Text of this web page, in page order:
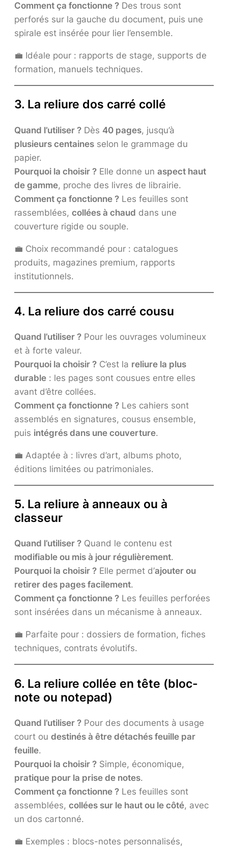
Comment ça fonctionne ? Des trous sont
perforés sur la gauche du document, puis une
spirale est insérée pour lier l’ensemble.
💼 Idéale pour : rapports de stage, supports de
formation, manuels techniques.
3. La reliure dos carré collé
Quand l’utiliser ? Dès 40 pages, jusqu’à
plusieurs centaines selon le grammage du
papier.
Pourquoi la choisir ? Elle donne un aspect haut
de gamme, proche des livres de librairie.
Comment ça fonctionne ? Les feuilles sont
rassemblées, collées à chaud dans une
couverture rigide ou souple.
💼 Choix recommandé pour : catalogues
produits, magazines premium, rapports
institutionnels.
4. La reliure dos carré cousu
Quand l’utiliser ? Pour les ouvrages volumineux
et à forte valeur.
Pourquoi la choisir ? C’est la reliure la plus
durable : les pages sont cousues entre elles
avant d’être collées.
Comment ça fonctionne ? Les cahiers sont
assemblés en signatures, cousus ensemble,
puis intégrés dans une couverture.
💼 Adaptée à : livres d’art, albums photo,
éditions limitées ou patrimoniales.
5. La reliure à anneaux ou à
classeur
Quand l’utiliser ? Quand le contenu est
modifiable ou mis à jour régulièrement.
Pourquoi la choisir ? Elle permet d’ajouter ou
retirer des pages facilement.
Comment ça fonctionne ? Les feuilles perforées
sont insérées dans un mécanisme à anneaux.
💼 Parfaite pour : dossiers de formation, fiches
techniques, contrats évolutifs.
6. La reliure collée en tête (bloc-
note ou notepad)
Quand l’utiliser ? Pour des documents à usage
court ou destinés à être détachés feuille par
feuille.
Pourquoi la choisir ? Simple, économique,
pratique pour la prise de notes.
Comment ça fonctionne ? Les feuilles sont
assemblées, collées sur le haut ou le côté, avec
un dos cartonné.
💼 Exemples : blocs-notes personnalisés,